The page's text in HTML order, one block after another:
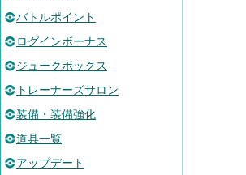
バトルポイント
ログインボーナス
ジュークボックス
トレーナーズサロン
装備・装備強化
道具一覧
アップデート